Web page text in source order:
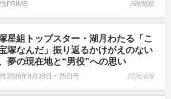
PRIME 8時間前
星組トップスター・湖月わたる「こ
塚なんだ」振り返るかけがえのない
夢の現在地と“男役”への思い
2026年8月18日・25日号 2026/8/8